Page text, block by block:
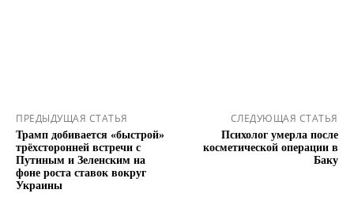
ПРЕДЫДУЩАЯ СТАТЬЯ
Трамп добивается «быстрой»
трёхсторонней встречи с
Путиным и Зеленским на
фоне роста ставок вокруг
Украины
СЛЕДУЮЩАЯ СТАТЬЯ
Психолог умерла после
косметической операции в
Баку